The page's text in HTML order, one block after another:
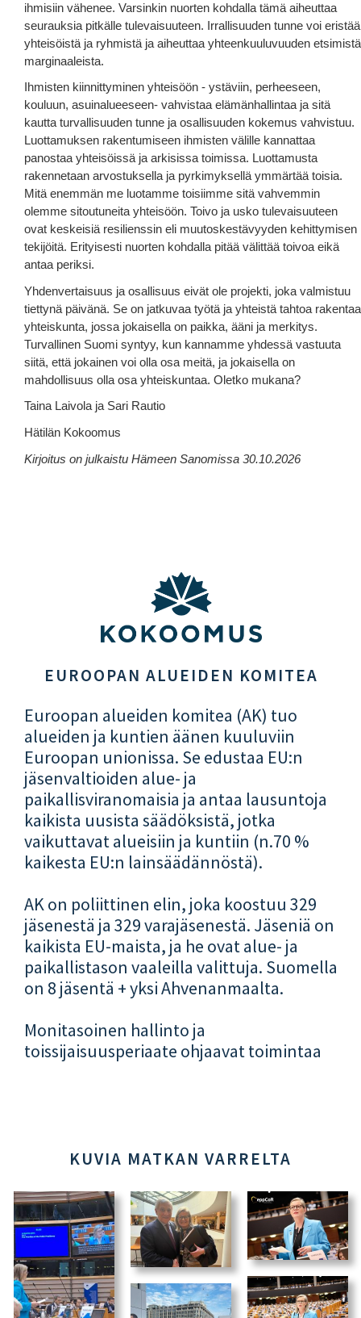
ihmisiin vähenee. Varsinkin nuorten kohdalla tämä aiheuttaa
seurauksia pitkälle tulevaisuuteen. Irrallisuuden tunne voi eristää
yhteisöistä ja ryhmistä ja aiheuttaa yhteenkuuluvuuden etsimistä
marginaaleista.
Ihmisten kiinnittyminen yhteisöön - ystäviin, perheeseen,
kouluun, asuinalueeseen- vahvistaa elämänhallintaa ja sitä
kautta turvallisuuden tunne ja osallisuuden kokemus vahvistuu.
Luottamuksen rakentumiseen ihmisten välille kannattaa
panostaa yhteisöissä ja arkisissa toimissa. Luottamusta
rakennetaan arvostuksella ja pyrkimyksellä ymmärtää toisia.
Mitä enemmän me luotamme toisiimme sitä vahvemmin
olemme sitoutuneita yhteisöön. Toivo ja usko tulevaisuuteen
ovat keskeisiä resilienssin eli muutoskestävyyden kehittymisen
tekijöitä. Erityisesti nuorten kohdalla pitää välittää toivoa eikä
antaa periksi.
Yhdenvertaisuus ja osallisuus eivät ole projekti, joka valmistuu
tiettynä päivänä. Se on jatkuvaa työtä ja yhteistä tahtoa rakentaa
yhteiskunta, jossa jokaisella on paikka, ääni ja merkitys.
Turvallinen Suomi syntyy, kun kannamme yhdessä vastuuta
siitä, että jokainen voi olla osa meitä, ja jokaisella on
mahdollisuus olla osa yhteiskuntaa. Oletko mukana?
Taina Laivola ja Sari Rautio
Hätilän Kokoomus
Kirjoitus on julkaistu Hämeen Sanomissa 30.10.2026
EUROOPAN ALUEIDEN KOMITEA
Euroopan alueiden komitea (AK) tuo
alueiden ja kuntien äänen kuuluviin
Euroopan unionissa. Se edustaa EU:n
jäsenvaltioiden alue- ja
paikallisviranomaisia ja antaa lausuntoja
kaikista uusista säädöksistä, jotka
vaikuttavat alueisiin ja kuntiin (n.70 %
kaikesta EU:n lainsäädännöstä).
AK on poliittinen elin, joka koostuu 329
jäsenestä ja 329 varajäsenestä. Jäseniä on
kaikista EU-maista, ja he ovat alue- ja
paikallistason vaaleilla valittuja. Suomella
on 8 jäsentä + yksi Ahvenanmaalta.
Monitasoinen hallinto ja
toissijaisuusperiaate ohjaavat toimintaa
KUVIA MATKAN VARRELTA